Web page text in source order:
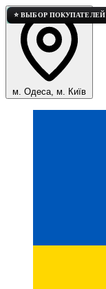
м. Одеса, м. Київ
💎 ВЫСОКОЕ КАЧЕСТВО
💎 ВЫСОКОЕ КАЧЕСТВО
💎 ВЫСОКОЕ КАЧЕСТВО
💎 ВЫСОКОЕ КАЧЕСТВО
🚀 ТОП ПРОДАЖ
⭐ ВЫБОР ПОКУПАТЕЛЕЙ